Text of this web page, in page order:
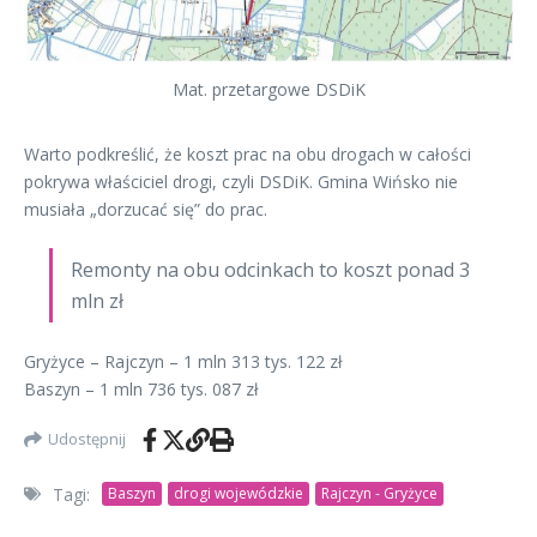
Mat. przetargowe DSDiK
Warto podkreślić, że koszt prac na obu drogach w całości
pokrywa właściciel drogi, czyli DSDiK. Gmina Wińsko nie
musiała „dorzucać się” do prac.
Remonty na obu odcinkach to koszt ponad 3
mln zł
Gryżyce – Rajczyn – 1 mln 313 tys. 122 zł
Baszyn – 1 mln 736 tys. 087 zł
Udostępnij
Tagi: Baszyn drogi wojewódzkie Rajczyn - Gryżyce